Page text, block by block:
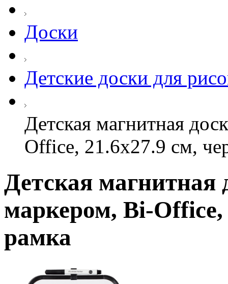
Доски
Детские доски для
Детская магнитная
Office, 21.6х27.9 см,
Детская магнитная
маркером, Bi-Office,
рамка